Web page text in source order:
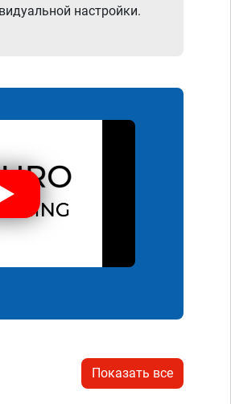
настройки.
Показать все